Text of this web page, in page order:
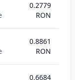
0.2779
RON
0.8861
RON
0.6684